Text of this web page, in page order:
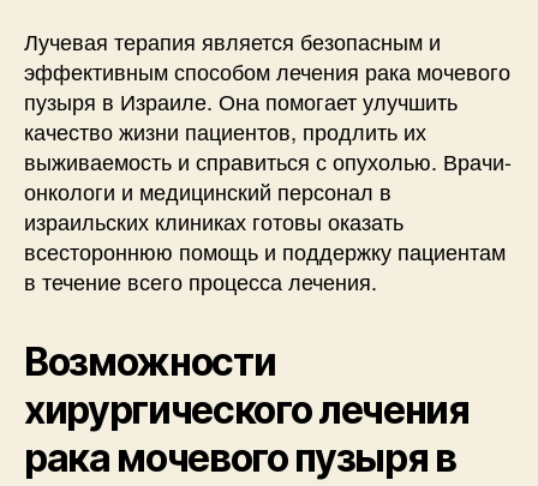
Лучевая терапия является безопасным и
эффективным способом лечения рака мочевого
пузыря в Израиле. Она помогает улучшить
качество жизни пациентов, продлить их
выживаемость и справиться с опухолью. Врачи-
онкологи и медицинский персонал в
израильских клиниках готовы оказать
всестороннюю помощь и поддержку пациентам
в течение всего процесса лечения.
Возможности
хирургического лечения
рака мочевого пузыря в